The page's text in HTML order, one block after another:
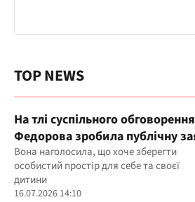
TOP NEWS
На тлі суспільного
Федорова зробила публічну
Вона наголосила, що хоче зберегти
особистий простір для себе та своєї
дитини
16.07.2026 14:10